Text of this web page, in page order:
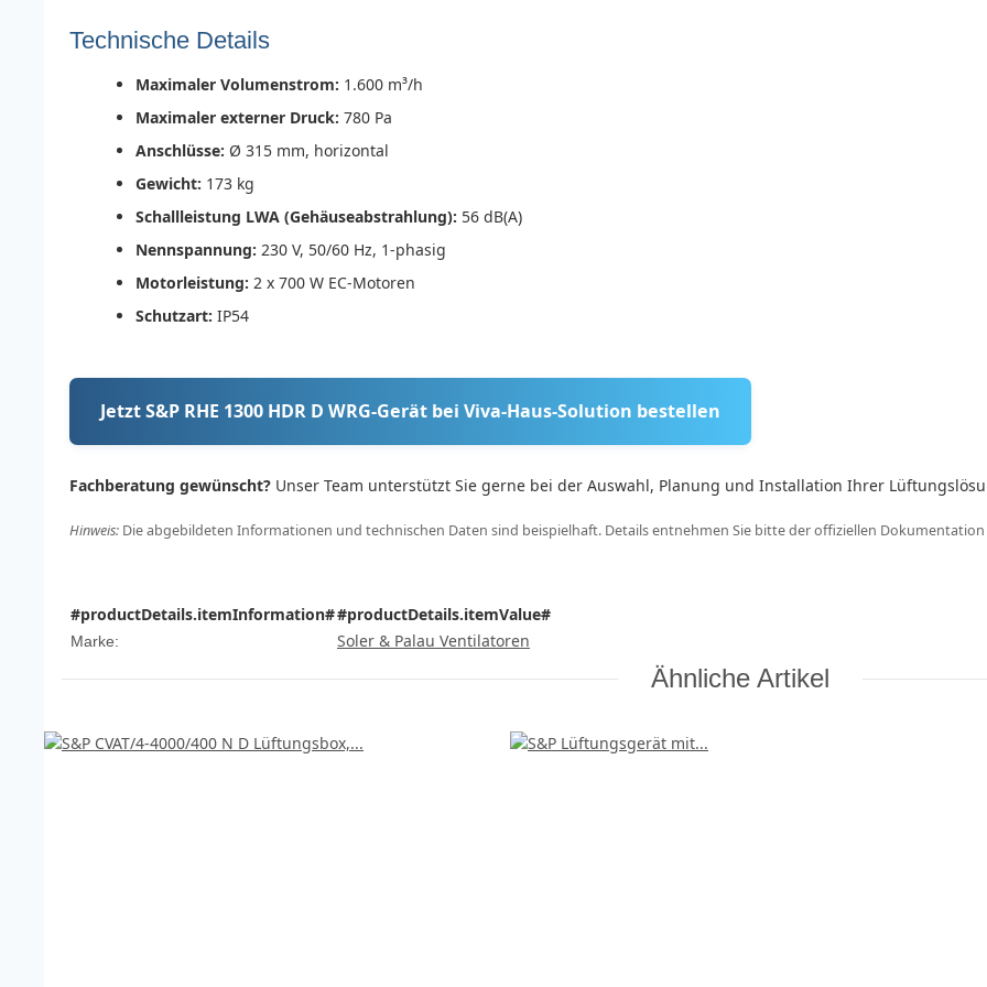
Technische Details
Maximaler Volumenstrom: 1.600 m³/h
Maximaler externer Druck: 780 Pa
Anschlüsse: Ø 315 mm, horizontal
Gewicht: 173 kg
Schallleistung LWA (Gehäuseabstrahlung): 56 dB(A)
Nennspannung: 230 V, 50/60 Hz, 1-phasig
Motorleistung: 2 x 700 W EC-Motoren
Schutzart: IP54
Jetzt S&P RHE 1300 HDR D WRG-Gerät bei Viva-Haus-Solution bestellen
Fachberatung gewünscht? Unser Team unterstützt Sie gerne bei der Auswahl, Planung und Installation Ihrer
Hinweis: Die abgebildeten Informationen und technischen Daten sind beispielhaft. Details entnehmen Sie bitte der offiziellen
#productDetails.itemInformation##productDetails.itemValue#
Marke: Soler & Palau Ventilatoren
Ähnliche Artikel